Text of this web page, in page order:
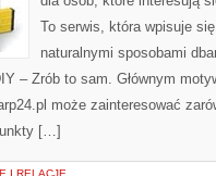
To serwis, która wpisuje
naturalnymi sposobami
– Zrób to sam. Głównym
może zainteresować
[…]
I RELACJE